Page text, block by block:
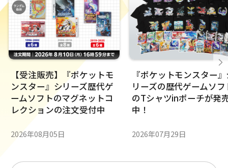
2024年09月18日
モバイルバッテリー（発売元：株式会社ポケモン）
の自主回収およびご返金に関する再度のお知らせと
お願い
【受注販売】『ポケットモ
ンスター』シリーズ歴代ゲ
ームソフトのマグネットコ
レクションの注文受付中
2026年08月05日
『ポケットモンスター
リーズの歴代ゲームソフ
のTシャツinポーチが発
中！
2026年07月29日